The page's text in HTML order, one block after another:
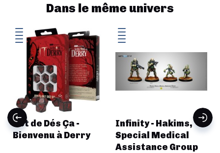
Dans le même univers
Set de Dés Ça -
Bienvenu à Derry
Infinity - Hakims,
Special Medical
Assistance Group